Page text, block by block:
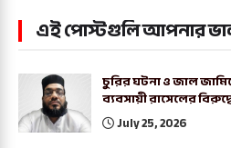
এই পোস্টগুলি আপনার
চুরির ঘটনা ও জাল
ব্যবসায়ী রাসেলের
July 25, 2026